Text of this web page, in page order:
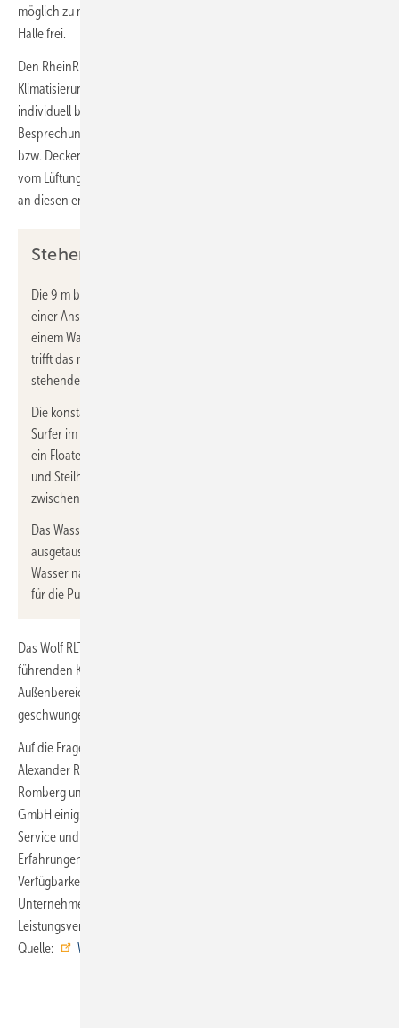
möglich zu machen. Große Fensterfronten geben den Blick in die
Halle frei.
Den RheinRiff-Gründern war wichtig, auch die Infrastruktur für die
Klimatisierung dieser Räume formschön zu gestalten und jeden Raum
individuell be- und entlüften zu können. Innerhalb der
Besprechungsräume sind daher von der Lüftungstechnik nur Wand-
bzw. Deckenauslässe zu sehen. Große luftführende Kanäle verlaufen
vom Lüftungsgerät in Sichtmontage in die Besprechungsräume bzw.
an diesen entlang.
Stehende Welle
Die 9 m breite Welle im RheinRiff entsteht, indem 10 Pumpen mit
einer Anschlussleistung von zusammen 550 kW das Wasser aus
einem Wasserreservoir über eine Rampe pumpen. Im Becken
trifft das mit hoher Geschwindigkeit einströmende auf das
stehende Wasser, wodurch sich die Welle bildet.
Die konstant brechende Welle ist immer auf dem Peak, den
Surfer im Meer suchen. Zur Regulierung der Wellenform gibt es
ein Floater-System: Fünf verstellbare Platten regulieren Größe
und Steilheit der stehenden Welle. Es sind Wellenhöhen
zwischen 1,20 und 1,60 m möglich.
Das Wasser wird kontinuierlich aufbereitet und muss daher nicht
ausgetauscht werden. Pro Jahr werden lediglich 3 bis 5 %
Wasser nachgefüllt. Künftig soll zudem Photovoltaik den Strom
für die Pumpen bereitstellen.
Das Wolf RLT-Gerät KG Top mit geschwungenen Zu- und Fortluft-
führenden Kanälen steht für den Publikumsverkehr sichtbar im
Außenbereich auf dem Boden neben der Halle – es hätte auf dem
geschwungenen Hallendach nicht platziert werden können.
Auf die Frage, warum Wolf RLT-Geräte eingebaut wurden, sind sich
Alexander Romberg, Geschäftsführer des Ingenieurbüros TGA
Romberg und Alexander Preuß, Gesellschafter der Preuß Klimatechnik
GmbH einig: „Wolf zeichnet sich durch einen sehr kundenorientierten
Service und eine jederzeit sehr gute Erreichbarkeit aus. Die positiven
Erfahrungen aus der Vergangenheit, nämlich Schnelligkeit und hohe
Verfügbarkeit, haben sich auch in diesem Projekt wieder bestätigt. Das
Unternehmen Wolf zeichnet sich durch ein hervorragendes Preis-
Leistungsverhältnis aus.“ ■
Quelle:
Wolf